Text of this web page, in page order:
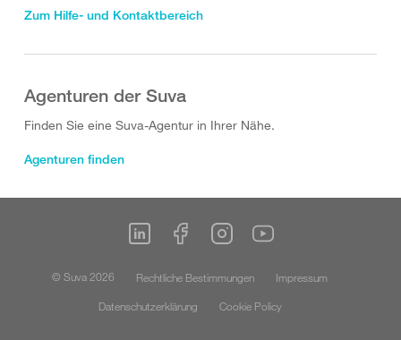
Zum Hilfe- und Kontaktbereich
Agenturen der Suva
Finden Sie eine Suva-Agentur in Ihrer Nähe.
Agenturen finden
© Suva 2026 Rechtliche Bestimmungen
Impressum
Datenschutzerklärung
Cookie Policy